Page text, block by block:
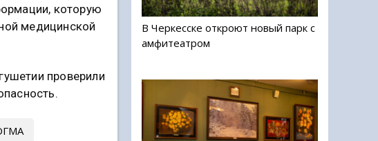
которую
медицинской
проверили
В Черкесске откроют новый парк с
амфитеатром